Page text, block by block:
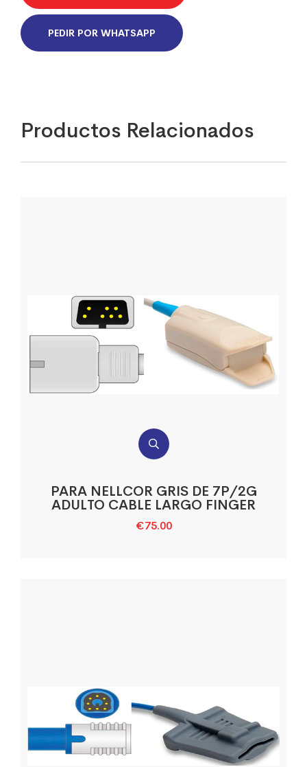
CABLE
LARGO
TIPO
CORREA
PEDIR POR WHATSAPP
Productos Relacionados
PARA NELLCOR GRIS DE 7P/2G
ADULTO CABLE LARGO FINGER
€75.00